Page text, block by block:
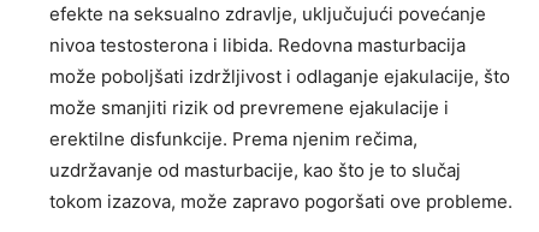
efekte na seksualno zdravlje, uključujući povećanje
nivoa testosterona i libida. Redovna masturbacija
može poboljšati izdržljivost i odlaganje ejakulacije, što
može smanjiti rizik od prevremene ejakulacije i
erektilne disfunkcije. Prema njenim rečima,
uzdržavanje od masturbacije, kao što je to slučaj
tokom izazova, može zapravo pogoršati ove probleme.